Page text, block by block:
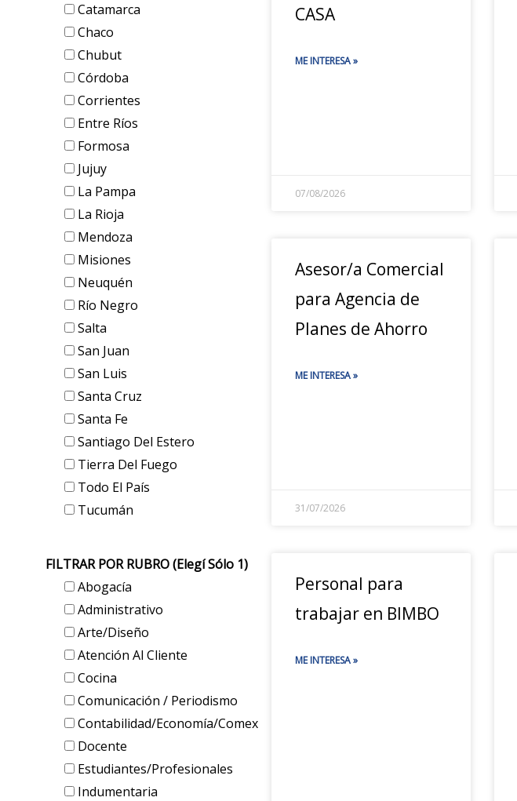
Catamarca
Chaco
Chubut
Córdoba
Corrientes
Entre Ríos
Formosa
Jujuy
La Pampa
La Rioja
Mendoza
Misiones
Neuquén
Río Negro
Salta
San Juan
San Luis
Santa Cruz
Santa Fe
Santiago Del Estero
Tierra Del Fuego
Todo El País
Tucumán
FILTRAR POR RUBRO (elegí Sólo 1)
Abogacía
Administrativo
Arte/Diseño
Atención Al Cliente
Cocina
Comunicación / Periodismo
Contabilidad/Economía/Comex
Docente
Estudiantes/Profesionales
Indumentaria
CASA
ME INTERESA »
07/08/2026
Asesor/a Comercial
para Agencia de
Planes de Ahorro
ME INTERESA »
31/07/2026
Personal para
trabajar en BIMBO
ME INTERESA »